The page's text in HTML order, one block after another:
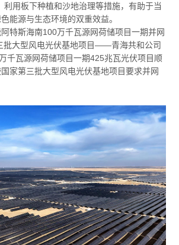
利用板下种植和沙地治理等措施，有助于当
能源与生态环境的双重效益。
特斯海南100万千瓦源网荷储项目一期并网
批大型风电光伏基地项目——青海共和公司
千瓦源网荷储项目一期425兆瓦光伏项目顺
家第三批大型风电光伏基地项目要求并网